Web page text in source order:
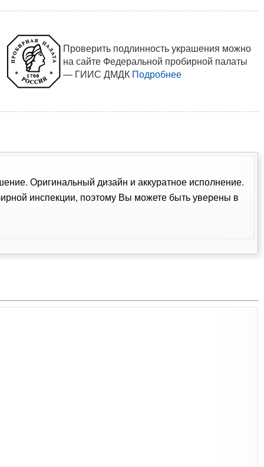
Проверить подлинность украшения можно
на сайте Федеральной пробирной палаты
— ГИИС ДМДК Подробнее
Оригинальный дизайн и аккуратное исполнение.
инспекции, поэтому Вы можете быть уверены в